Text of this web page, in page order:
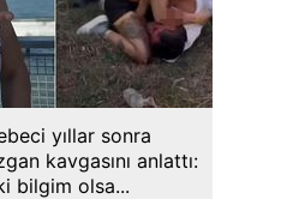
yıllar sonra
kavgasını anlattı:
bilgim olsa...